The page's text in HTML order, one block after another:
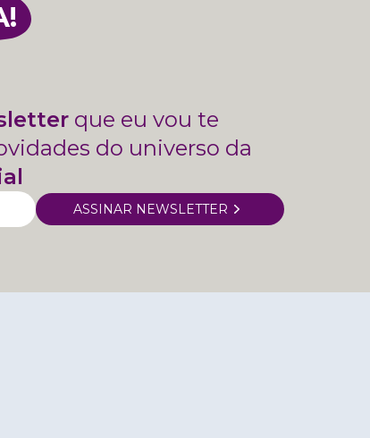
que eu vou te
do universo da
ASSINAR NEWSLETTER